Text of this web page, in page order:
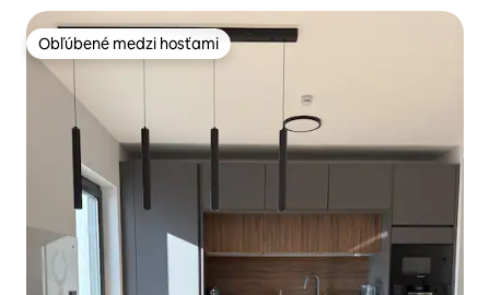
Obľúbené medzi hosťami
Obľúbené medzi hosťami